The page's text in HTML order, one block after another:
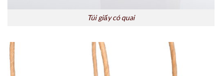
Túi giấy có quai